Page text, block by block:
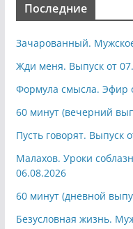
Последние
Зачарованный.
Жди меня. Выпуск от
Формула смысла. Эфир
60 минут (вечерний
Пусть говорят. Выпуск
Малахов. Уроки
06.08.2026
60 минут (дневной
Безусловная жизнь.